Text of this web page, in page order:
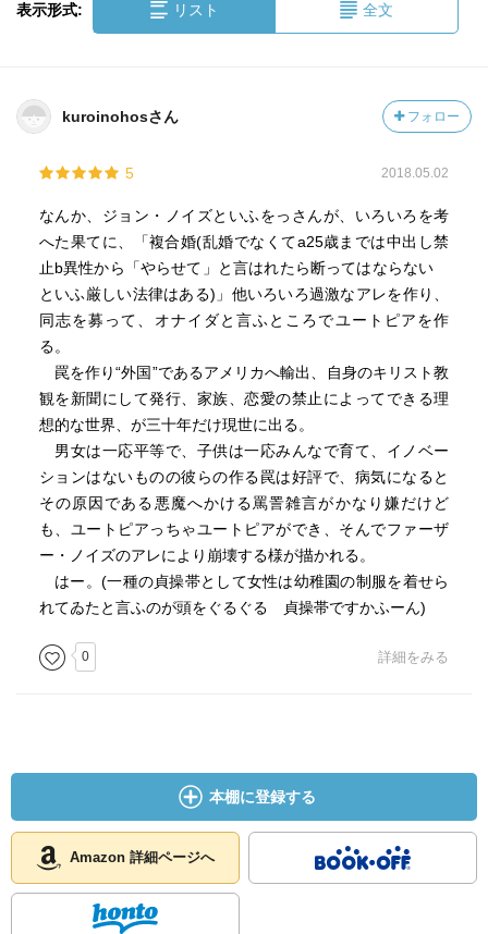
表示形式: リスト 全文
kuroinohosさん フォロー
5 2018.05.02
なんか、ジョン・ノイズといふをっさんが、いろいろを考
へた果てに、「複合婚(乱婚でなくてa25歳までは中出し禁
止b異性から「やらせて」と言はれたら断ってはならない
といふ厳しい法律はある)」他いろいろ過激なアレを作り、
同志を募って、オナイダと言ふところでユートピアを作
る。
罠を作り“外国”であるアメリカへ輸出、自身のキリスト教
観を新聞にして発行、家族、恋愛の禁止によってできる理
想的な世界、が三十年だけ現世に出る。
男女は一応平等で、子供は一応みんなで育て、イノベー
ションはないものの彼らの作る罠は好評で、病気になると
その原因である悪魔へかける罵詈雑言がかなり嫌だけど
も、ユートピアっちゃユートピアができ、そんでファーザ
ー・ノイズのアレにより崩壊する様が描かれる。
はー。(一種の貞操帯として女性は幼稚園の制服を着せら
れてゐたと言ふのが頭をぐるぐる 貞操帯ですかふーん)
0 詳細をみる
本棚に登録する
Amazon 詳細ページへ